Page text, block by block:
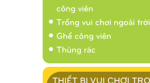
công viên
Trống vui chơi ngoài trời
Ghế công viên
Thùng rác
THIẾT BỊ VUI CHƠI